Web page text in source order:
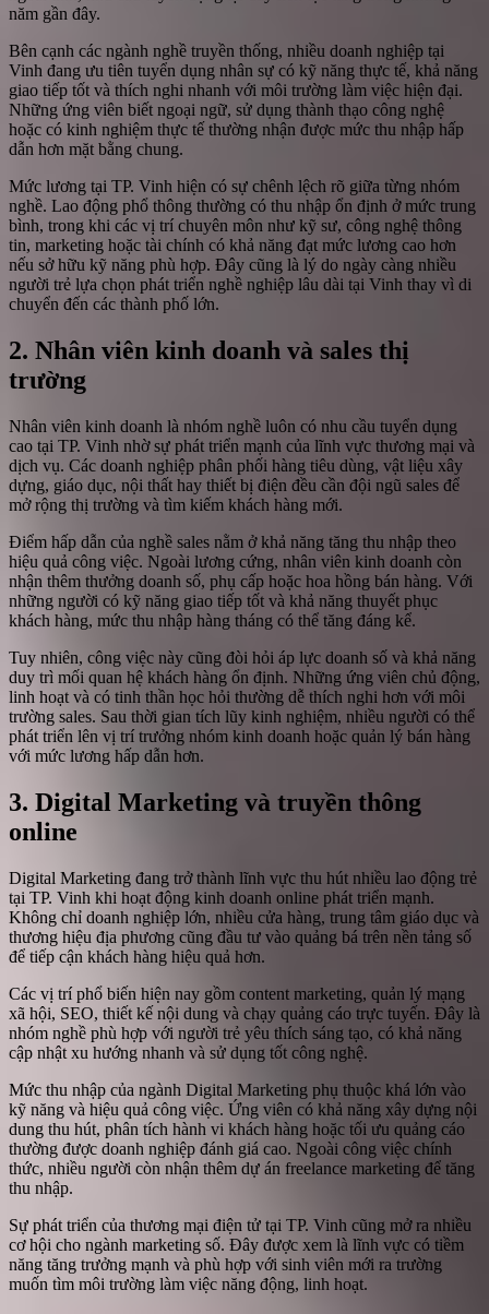
năm gần đây.
Bên cạnh các ngành nghề truyền thống, nhiều doanh nghiệp tại
Vinh đang ưu tiên tuyển dụng nhân sự có kỹ năng thực tế, khả năng
giao tiếp tốt và thích nghi nhanh với môi trường làm việc hiện đại.
Những ứng viên biết ngoại ngữ, sử dụng thành thạo công nghệ
hoặc có kinh nghiệm thực tế thường nhận được mức thu nhập hấp
dẫn hơn mặt bằng chung.
Mức lương tại TP. Vinh hiện có sự chênh lệch rõ giữa từng nhóm
nghề. Lao động phổ thông thường có thu nhập ổn định ở mức trung
bình, trong khi các vị trí chuyên môn như kỹ sư, công nghệ thông
tin, marketing hoặc tài chính có khả năng đạt mức lương cao hơn
nếu sở hữu kỹ năng phù hợp. Đây cũng là lý do ngày càng nhiều
người trẻ lựa chọn phát triển nghề nghiệp lâu dài tại Vinh thay vì di
chuyển đến các thành phố lớn.
2. Nhân viên kinh doanh và sales thị
trường
Nhân viên kinh doanh là nhóm nghề luôn có nhu cầu tuyển dụng
cao tại TP. Vinh nhờ sự phát triển mạnh của lĩnh vực thương mại và
dịch vụ. Các doanh nghiệp phân phối hàng tiêu dùng, vật liệu xây
dựng, giáo dục, nội thất hay thiết bị điện đều cần đội ngũ sales để
mở rộng thị trường và tìm kiếm khách hàng mới.
Điểm hấp dẫn của nghề sales nằm ở khả năng tăng thu nhập theo
hiệu quả công việc. Ngoài lương cứng, nhân viên kinh doanh còn
nhận thêm thưởng doanh số, phụ cấp hoặc hoa hồng bán hàng. Với
những người có kỹ năng giao tiếp tốt và khả năng thuyết phục
khách hàng, mức thu nhập hàng tháng có thể tăng đáng kể.
Tuy nhiên, công việc này cũng đòi hỏi áp lực doanh số và khả năng
duy trì mối quan hệ khách hàng ổn định. Những ứng viên chủ động,
linh hoạt và có tinh thần học hỏi thường dễ thích nghi hơn với môi
trường sales. Sau thời gian tích lũy kinh nghiệm, nhiều người có thể
phát triển lên vị trí trưởng nhóm kinh doanh hoặc quản lý bán hàng
với mức lương hấp dẫn hơn.
3. Digital Marketing và truyền thông
online
Digital Marketing đang trở thành lĩnh vực thu hút nhiều lao động trẻ
tại TP. Vinh khi hoạt động kinh doanh online phát triển mạnh.
Không chỉ doanh nghiệp lớn, nhiều cửa hàng, trung tâm giáo dục và
thương hiệu địa phương cũng đầu tư vào quảng bá trên nền tảng số
để tiếp cận khách hàng hiệu quả hơn.
Các vị trí phổ biến hiện nay gồm content marketing, quản lý mạng
xã hội, SEO, thiết kế nội dung và chạy quảng cáo trực tuyến. Đây là
nhóm nghề phù hợp với người trẻ yêu thích sáng tạo, có khả năng
cập nhật xu hướng nhanh và sử dụng tốt công nghệ.
Mức thu nhập của ngành Digital Marketing phụ thuộc khá lớn vào
kỹ năng và hiệu quả công việc. Ứng viên có khả năng xây dựng nội
dung thu hút, phân tích hành vi khách hàng hoặc tối ưu quảng cáo
thường được doanh nghiệp đánh giá cao. Ngoài công việc chính
thức, nhiều người còn nhận thêm dự án freelance marketing để tăng
thu nhập.
Sự phát triển của thương mại điện tử tại TP. Vinh cũng mở ra nhiều
cơ hội cho ngành marketing số. Đây được xem là lĩnh vực có tiềm
năng tăng trưởng mạnh và phù hợp với sinh viên mới ra trường
muốn tìm môi trường làm việc năng động, linh hoạt.